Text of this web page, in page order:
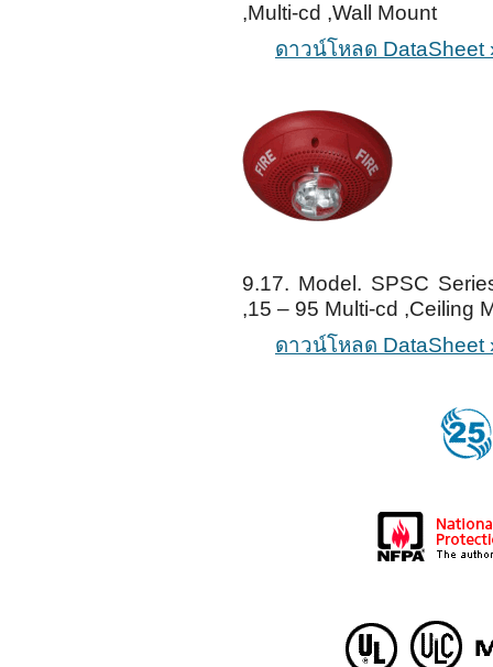
,Multi-cd ,Wall Mount
ดาวน์โหลด DataSheet
9.17. Model. SPSC
,15 – 95 Multi-cd ,Ceiling
ดาวน์โหลด DataSheet